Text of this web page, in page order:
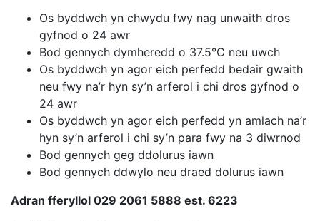
Os byddwch yn chwydu fwy nag unwaith dros
gyfnod o 24 awr
Bod gennych dymheredd o 37.5°C neu uwch
Os byddwch yn agor eich perfedd bedair gwaith
neu fwy na’r hyn sy’n arferol i chi dros gyfnod o
24 awr
Os byddwch yn agor eich perfedd yn amlach na’r
hyn sy’n arferol i chi sy’n para fwy na 3 diwrnod
Bod gennych geg ddolurus iawn
Bod gennych ddwylo neu draed dolurus iawn
Adran fferyllol 029 2061 5888 est. 6223